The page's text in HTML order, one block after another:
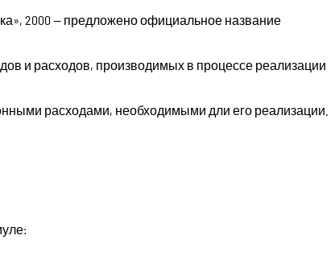
2000 — предложено официальное название
и расходов, производимых в процессе реализации
расходами, необходимыми дли его реализации.